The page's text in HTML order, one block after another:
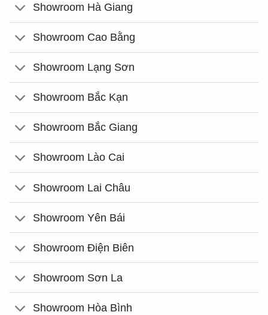
Showroom Hà Giang
Showroom Cao Bằng
Showroom Lạng Sơn
Showroom Bắc Kạn
Showroom Bắc Giang
Showroom Lào Cai
Showroom Lai Châu
Showroom Yên Bái
Showroom Điện Biên
Showroom Sơn La
Showroom Hòa Bình